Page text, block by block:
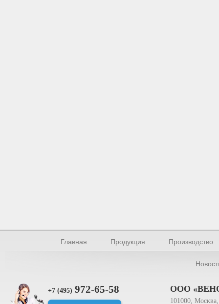
Главная Продукция Производство
+7 (495) 972-65-58 ООО
101000,